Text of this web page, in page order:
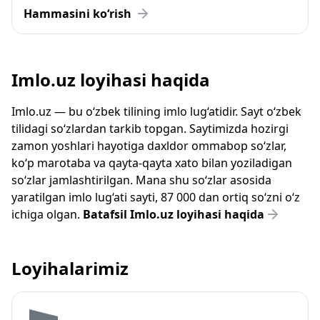
Hammasini ko‘rish
Imlo.uz loyihasi haqida
Imlo.uz — bu o‘zbek tilining imlo lug‘atidir. Sayt o‘zbek
tilidagi so‘zlardan tarkib topgan. Saytimizda hozirgi
zamon yoshlari hayotiga daxldor ommabop so‘zlar,
ko‘p marotaba va qayta-qayta xato bilan yoziladigan
so‘zlar jamlashtirilgan. Mana shu so‘zlar asosida
yaratilgan imlo lug‘ati sayti, 87 000 dan ortiq so‘zni o‘z
ichiga olgan. Batafsil Imlo.uz loyihasi haqida
Loyihalarimiz